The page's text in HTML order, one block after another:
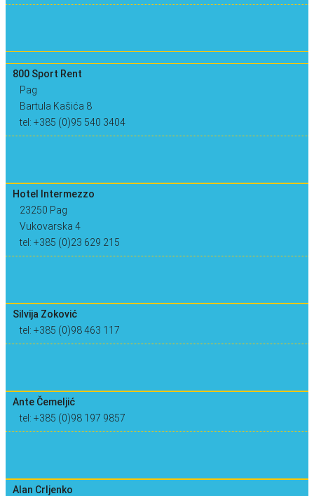
TRANSFER
800 Sport Rent
Pag
Bartula Kašića 8
tel: +385 (0)95 540 3404
Hotel Intermezzo
23250 Pag
Vukovarska 4
tel: +385 (0)23 629 215
Silvija Zoković
tel: +385 (0)98 463 117
Ante Čemeljić
tel: +385 (0)98 197 9857
Alan Crljenko